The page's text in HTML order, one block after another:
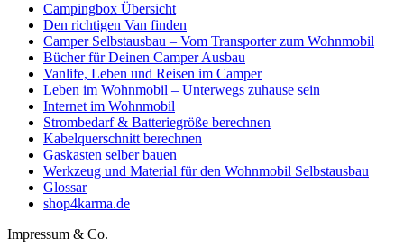
Campingbox Übersicht
Den richtigen Van finden
Camper Selbstausbau – Vom Transporter zum Wohnmobil
Bücher für Deinen Camper Ausbau
Vanlife, Leben und Reisen im Camper
Leben im Wohnmobil – Unterwegs zuhause sein
Internet im Wohnmobil
Strombedarf & Batteriegröße berechnen
Kabelquerschnitt berechnen
Gaskasten selber bauen
Werkzeug und Material für den Wohnmobil Selbstausbau
Glossar
shop4karma.de
Impressum & Co.